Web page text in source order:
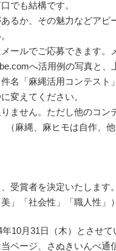
でも結構です。
るか、その魅力などアピ
ールでご応募できます。
へ活用例の写真と、
名「麻縄活用コンテスト
変えてください。
りません。ただし他のコン
（麻縄、麻ヒモは自作、
、受賞者を決定いたします
」「社会性」「職人性」）
年10月31日（木）とさせて
ページ、さぬきいんべ通